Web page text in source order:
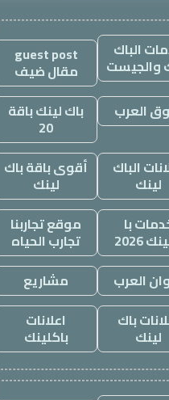
الباك
والجيست guest post
مقال ضيف
العرب
باك لينك باقة
20
الباك
لينك
أقوى باقة باك
لينك
با
2026
موقع تجاربنا
تجارب الحياه
العرب
مشاريع
باك
لينك
اعلانات
باكلينك